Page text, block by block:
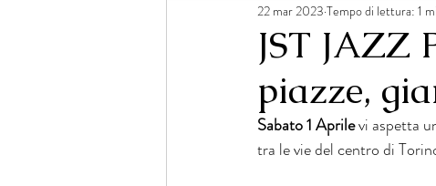
JST JAZZ
piazze,
22 mar 2023 Tempo di lettura: 1
Sabato 1 Aprile vi aspetta
tra le vie del centro di